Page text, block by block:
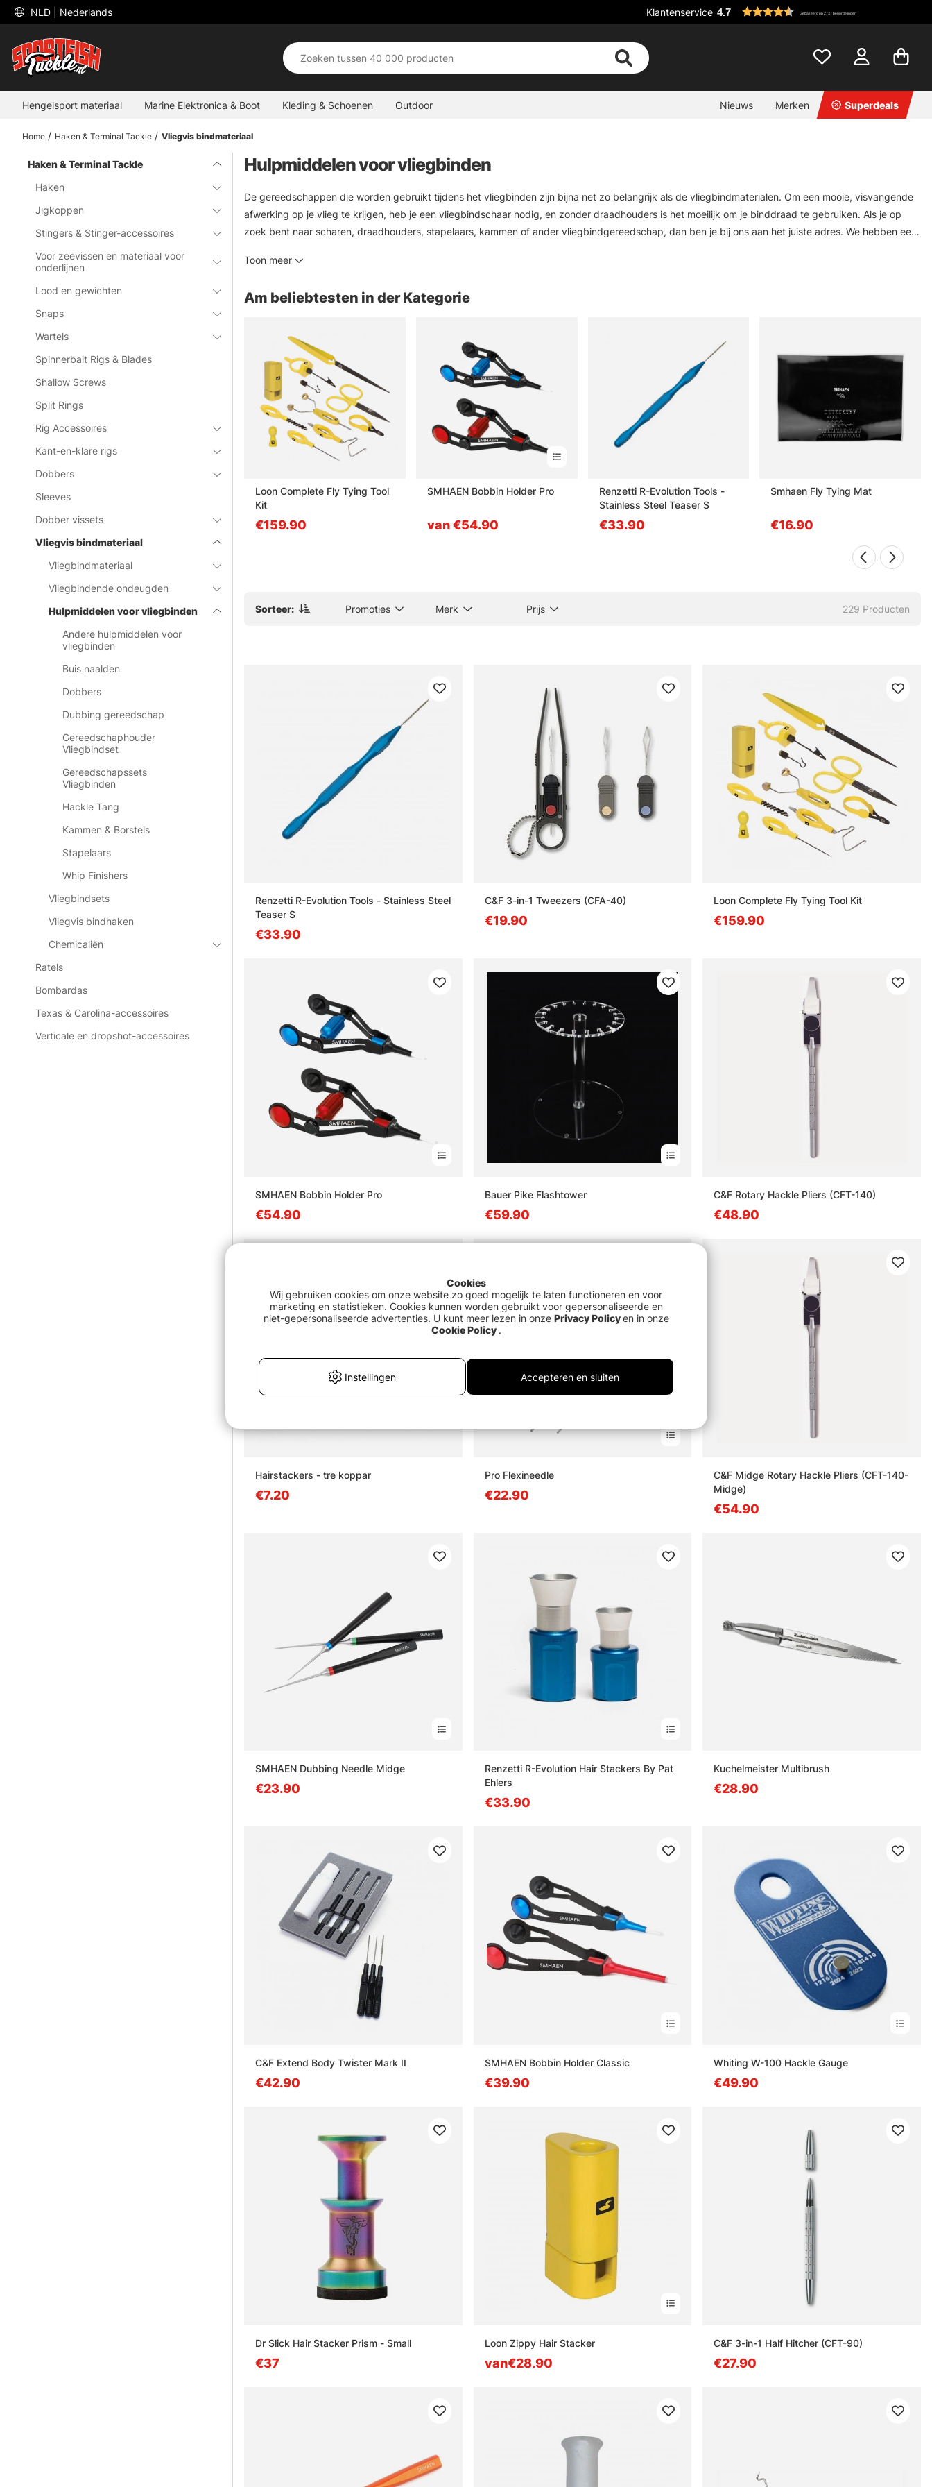
NLD | Nederlands Klantenservice 4.7 Gebaseerd op 2737 beoordelingen
Hengelsport materiaal Marine Elektronica & Boot Kleding & Schoenen Outdoor Nieuws Merken Superdeals
Home Haken & Terminal Tackle Vliegvis bindmateriaal
Haken & Terminal Tackle
Haken
Jigkoppen
Stingers & Stinger-accessoires
Voor zeevissen en materiaal voor
onderlijnen
Lood en gewichten
Snaps
Wartels
Spinnerbait Rigs & Blades
Shallow Screws
Split Rings
Rig Accessoires
Kant-en-klare rigs
Dobbers
Sleeves
Dobber vissets
Vliegvis bindmateriaal
Vliegbindmateriaal
Vliegbindende ondeugden
Hulpmiddelen voor vliegbinden
Andere hulpmiddelen voor
vliegbinden
Buis naalden
Dobbers
Dubbing gereedschap
Gereedschaphouder
Vliegbindset
Gereedschapssets
Vliegbinden
Hackle Tang
Kammen & Borstels
Stapelaars
Whip Finishers
Vliegbindsets
Vliegvis bindhaken
Chemicaliën
Ratels
Bombardas
Texas & Carolina-accessoires
Verticale en dropshot-accessoires
Hulpmiddelen voor vliegbinden
De gereedschappen die worden gebruikt tijdens het vliegbinden zijn bijna net zo belangrijk als de vliegbindmaterialen. Om een mooie, visvangende
afwerking op je vlieg te krijgen, heb je een vliegbindschaar nodig, en zonder draadhouders is het moeilijk om je binddraad te gebruiken. Als je op
zoek bent naar scharen, draadhouders, stapelaars, kammen of ander vliegbindgereedschap, dan ben je bij ons aan het juiste adres. We hebben een
Toon meer
Am beliebtesten in der Kategorie
€48.90
Loon Complete Fly Tying Tool
Kit
€159.90
SMHAEN Bobbin Holder Pro
van €54.90
Renzetti R-Evolution Tools -
Stainless Steel Teaser S
€33.90
Smhaen Fly Tying Mat
€16.90
Sorteer: Promoties Merk Prijs 229 Producten
Renzetti R-Evolution Tools - Stainless Steel
Teaser S
€33.90
C&F 3-in-1 Tweezers (CFA-40)
€19.90
Loon Complete Fly Tying Tool Kit
€159.90
SMHAEN Bobbin Holder Pro
€54.90
Bauer Pike Flashtower
€59.90
C&F Rotary Hackle Pliers (CFT-140)
€48.90
Hairstackers - tre koppar
€7.20
Pro Flexineedle
€22.90
C&F Midge Rotary Hackle Pliers (CFT-140-
Midge)
€54.90
SMHAEN Dubbing Needle Midge
€23.90
Renzetti R-Evolution Hair Stackers By Pat
Ehlers
€33.90
Kuchelmeister Multibrush
€28.90
C&F Extend Body Twister Mark II
€42.90
SMHAEN Bobbin Holder Classic
€39.90
Whiting W-100 Hackle Gauge
€49.90
Dr Slick Hair Stacker Prism - Small
€37
Loon Zippy Hair Stacker
van€28.90
C&F 3-in-1 Half Hitcher (CFT-90)
€27.90
Cookies
Wij gebruiken cookies om onze website zo goed mogelijk te laten functioneren en voor
marketing en statistieken. Cookies kunnen worden gebruikt voor gepersonaliseerde en
niet-gepersonaliseerde advertenties. U kunt meer lezen in onze Privacy Policy en in onze
Cookie Policy .
Instellingen Accepteren en sluiten